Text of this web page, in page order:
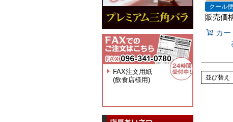
FAX注文用紙
(飲食店様用)
クール
販売価
カ
並び替え